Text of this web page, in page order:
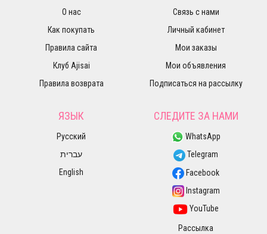
О нас
Как покупать
Правила сайта
Клуб Ajisai
Правила возврата
Связь с нами
Личный кабинет
Мои заказы
Мои объявления
Подписаться на рассылку
ЯЗЫК
Русский
עברית
English
СЛЕДИТЕ ЗА НАМИ
WhatsApp
Telegram
Facebook
Instagram
YouTube
Рассылка